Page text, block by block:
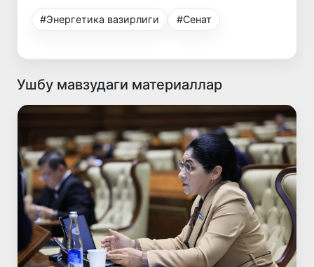
#Энергетика вазирлиги #Сенат
Ушбу мавзудаги материаллар